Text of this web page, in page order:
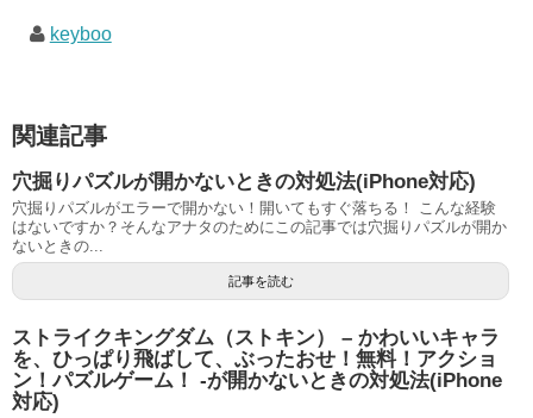
keyboo
関連記事
穴掘りパズルが開かないときの対処法(iPhone対応)
穴掘りパズルがエラーで開かない！開いてもすぐ落ちる！ こんな経験
はないですか？そんなアナタのためにこの記事では穴掘りパズルが開か
ないときの...
記事を読む
ストライクキングダム（ストキン） – かわいいキャラ
を、ひっぱり飛ばして、ぶったおせ！無料！アクショ
ン！パズルゲーム！ -が開かないときの対処法(iPhone
対応)